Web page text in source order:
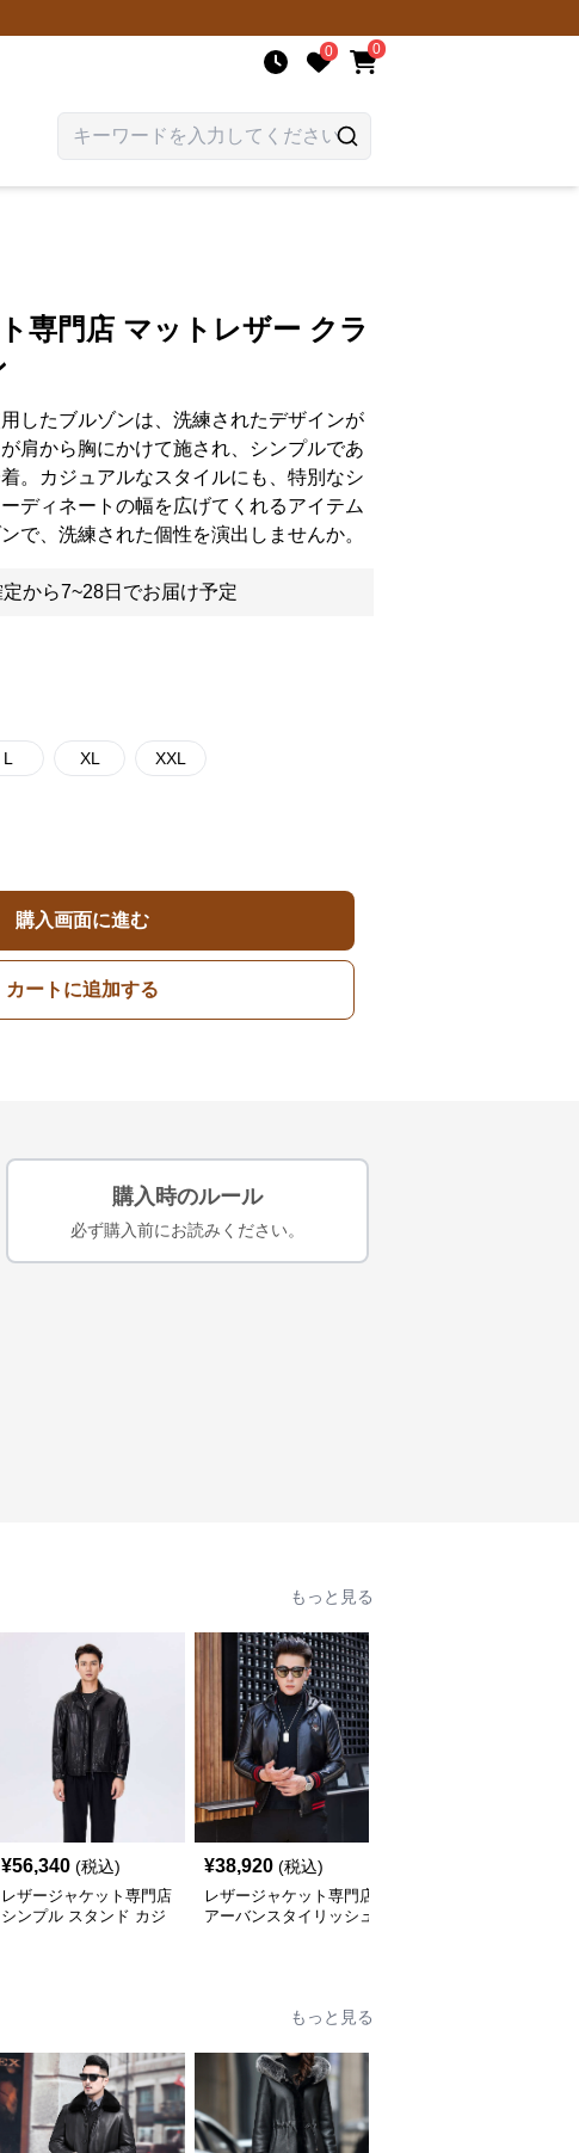
0 0
専門店 マットレザー クラ
したブルゾンは、洗練されたデザインが
肩から胸にかけて施され、シンプルであ
。カジュアルなスタイルにも、特別なシ
ディネートの幅を広げてくれるアイテム
で、洗練された個性を演出しませんか。
定から7~28日でお届け予定
L XL XXL
購入画面に進む
カートに追加する
購入時のルール
必ず購入前にお読みください。
もっと見る
¥56,340 (税込)
レザージャケット専門店
シンプル スタンド カジ
¥38,920 (税込)
レザージャケット専門店
アーバンスタイリッシュ
もっと見る